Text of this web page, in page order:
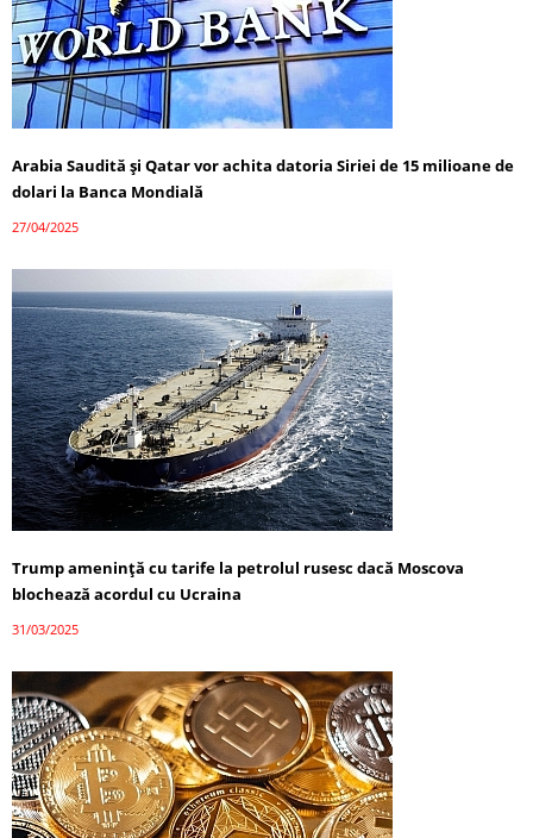
Arabia Saudită și Qatar vor achita datoria Siriei de 15 milioane de
dolari la Banca Mondială
27/04/2025
Trump amenință cu tarife la petrolul rusesc dacă Moscova
blochează acordul cu Ucraina
31/03/2025